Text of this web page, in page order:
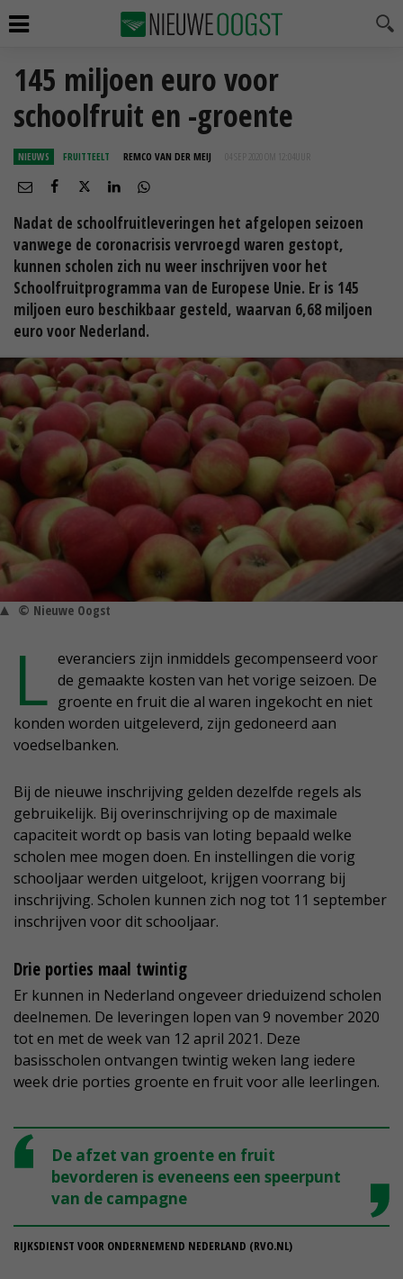
145 miljoen euro voor
schoolfruit en -groente
NIEUWS FRUITTEELT REMCO VAN DER MEIJ 04 SEP 2020 OM 12:04
Nadat de schoolfruitleveringen het afgelopen seizoen
vanwege de coronacrisis vervroegd waren gestopt,
kunnen scholen zich nu weer inschrijven voor het
Schoolfruitprogramma van de Europese Unie. Er is 145
miljoen euro beschikbaar gesteld, waarvan 6,68 miljoen
euro voor Nederland.
© Nieuwe Oogst
L everanciers zijn inmiddels gecompenseerd voor
de gemaakte kosten van het vorige seizoen. De
groente en fruit die al waren ingekocht en niet
konden worden uitgeleverd, zijn gedoneerd aan
voedselbanken.
Bij de nieuwe inschrijving gelden dezelfde regels als
gebruikelijk. Bij overinschrijving op de maximale
capaciteit wordt op basis van loting bepaald welke
scholen mee mogen doen. En instellingen die vorig
schooljaar werden uitgeloot, krijgen voorrang bij
inschrijving. Scholen kunnen zich nog tot 11 september
inschrijven voor dit schooljaar.
Drie porties maal twintig
Er kunnen in Nederland ongeveer drieduizend scholen
deelnemen. De leveringen lopen van 9 november 2020
tot en met de week van 12 april 2021. Deze
basisscholen ontvangen twintig weken lang iedere
week drie porties groente en fruit voor alle leerlingen.
De afzet van groente en fruit
bevorderen is eveneens een speerpunt
van de campagne
RIJKSDIENST VOOR ONDERNEMEND NEDERLAND (RVO.NL)